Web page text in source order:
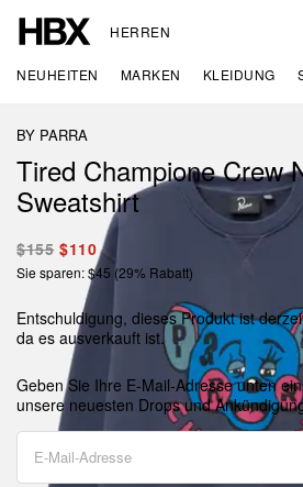
HERREN
NEUHEITEN MARKEN KLEIDUNG
BY PARRA
Tired Champione Crew
Sweatshirt
$155 $110
Sie sparen: $45 (29% Rabatt)
Entschuldigung, dieses Produkt ist
da es ausverkauft ist.
Geben Sie Ihre E-Mail-Adresse unten
unsere neuesten Drops und